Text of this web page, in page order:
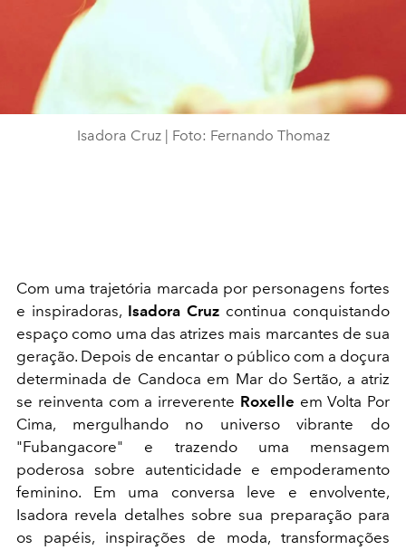
Isadora Cruz | Foto: Fernando Thomaz
Com uma trajetória marcada por personagens fortes
e inspiradoras, Isadora Cruz continua conquistando
espaço como uma das atrizes mais marcantes de sua
geração. Depois de encantar o público com a doçura
determinada de Candoca em Mar do Sertão, a atriz
se reinventa com a irreverente Roxelle em Volta Por
Cima, mergulhando no universo vibrante do
"Fubangacore" e trazendo uma mensagem
poderosa sobre autenticidade e empoderamento
feminino. Em uma conversa leve e envolvente,
Isadora revela detalhes sobre sua preparação para
os papéis, inspirações de moda, transformações